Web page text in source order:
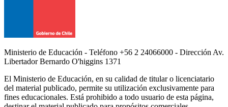
Ministerio de Educación - Teléfono +56 2 24066000 - Dirección Av.
Libertador Bernardo O'higgins 1371
El Ministerio de Educación, en su calidad de titular o licenciatario
del material publicado, permite su utilización exclusivamente para
fines educacionales. Está prohibido a todo usuario de esta página,